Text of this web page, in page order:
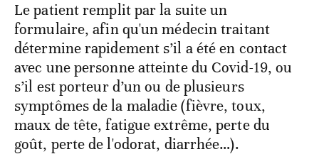
Le patient remplit par la suite un
formulaire, afin qu'un médecin traitant
détermine rapidement s’il a été en contact
avec une personne atteinte du Covid-19, ou
s’il est porteur d’un ou de plusieurs
symptômes de la maladie (fièvre, toux,
maux de tête, fatigue extrême, perte du
goût, perte de l'odorat, diarrhée…).